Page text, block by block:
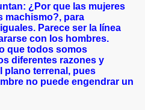
¿Por que las mujeres
machismo?, para
Parece ser la línea
con los hombres.
que todos somos
diferentes razones y
plano terrenal, pues
no puede engendrar un